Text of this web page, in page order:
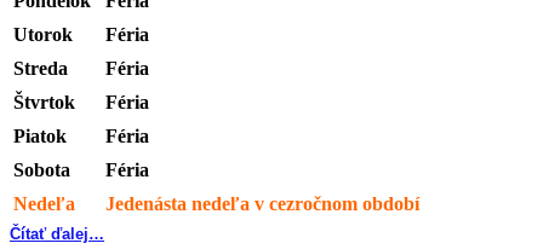
Utorok
Féria
Streda
Féria
Štvrtok
Féria
Piatok
Féria
Sobota
Féria
Nedeľa
Jedenásta nedeľa v cezročnom období
Čítať ďalej…